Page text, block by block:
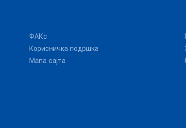
ФАКс
Корисничка подршка
Мапа сајта